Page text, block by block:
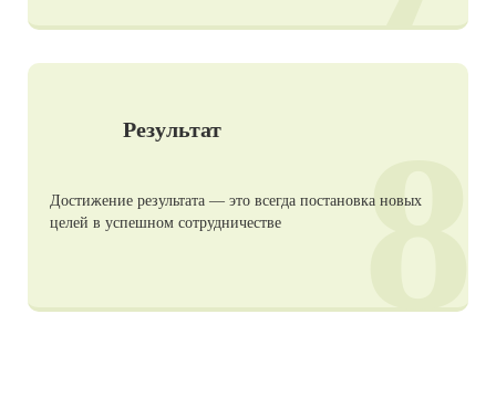
Результат
Достижение результата — это всегда постановка новых
целей в успешном сотрудничестве
8